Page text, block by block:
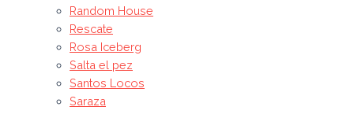
Random House
Rescate
Rosa Iceberg
Salta el pez
Santos Locos
Saraza